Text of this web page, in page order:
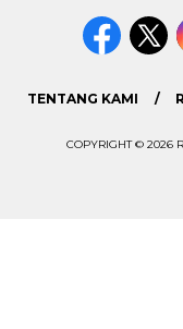
TENTANG KAMI
COPYRIGHT © 2026